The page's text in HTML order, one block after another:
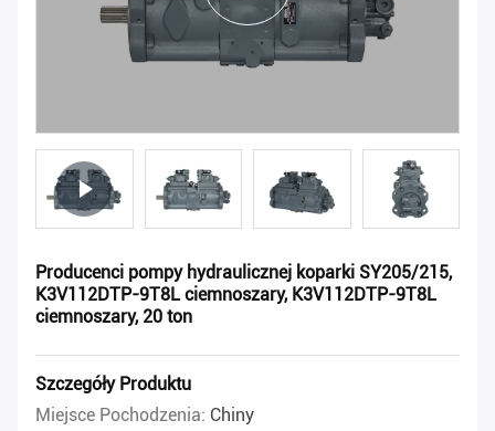
Producenci pompy hydraulicznej koparki SY205/215,
K3V112DTP-9T8L ciemnoszary, K3V112DTP-9T8L
ciemnoszary, 20 ton
Szczegóły Produktu
Miejsce Pochodzenia: Chiny